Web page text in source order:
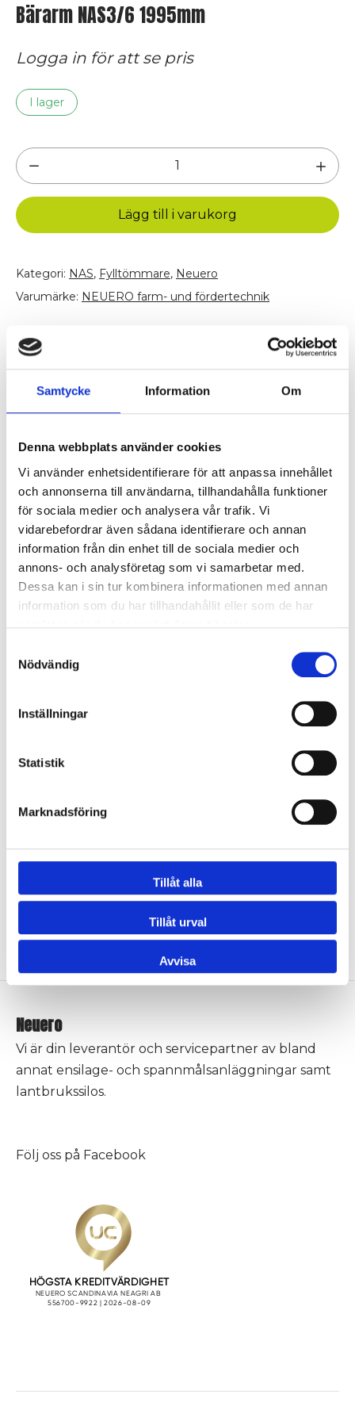
Samtycke Information Om
Denna webbplats använder cookies
Vi använder enhetsidentifierare för att anpassa innehållet
och annonserna till användarna, tillhandahålla funktioner
för sociala medier och analysera vår trafik. Vi
vidarebefordrar även sådana identifierare och annan
information från din enhet till de sociala medier och
annons- och analysföretag som vi samarbetar med.
Dessa kan i sin tur kombinera informationen med annan
information som du har tillhandahållit eller som de har
Nödvändig
Inställningar
Statistik
Marknadsföring
Tillåt alla
Tillåt urval
Avvisa
Bärarm NAS3/6 1995mm
Logga in för att se pris
I lager
Bärarm
NAS3/6
1995mm
mängd
Lägg till i varukorg
Kategori: NAS, Fylltömmare, Neuero
Varumärke: NEUERO farm- und fördertechnik
Ytterligare information
med
Längd (m) 1,995 m
Relaterade produkter
Logga in för att se pris Logga in för att se pris
Logga in för att se pris
Ben till stjärna
Logga in för att se pris
Neuero
Vi är din leverantör och servicepartner av bland
annat ensilage- och spannmålsanläggningar samt
lantbrukssilos.
Följ oss på Facebook